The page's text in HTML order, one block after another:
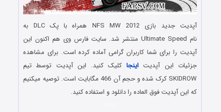
آپدیت جدید بازی NFS MW 2012 همراه با پک DLC به
نام Ultimate Speed منتشر شد. سایت فارس وی هم اکنون این
آپدیت را برای شما کاربران گرامی آماده کرده است. برای مشاهده
جزئیات این آپدیت اینجاکلیک کنید. این آپدیت توسط تیم
SKIDROW کرک شده و حجم آن 466 مگابایت است. توصیه میکنیم
که این آپدیت فوق العاده را دانلود و استفاده کنید.